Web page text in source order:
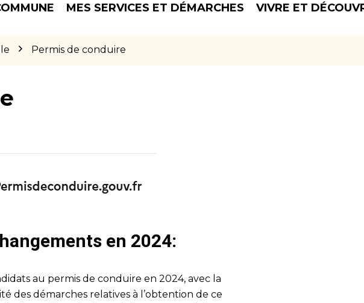
MES SERVICES ET DÉMARCHES VIVRE ET
Permis de conduire
en 2024:
au permis de conduire en 2024, avec la
des démarches relatives à l’obtention de ce